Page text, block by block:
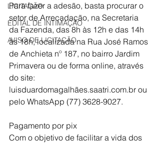
LICITAÇÃO
EDITAL DE INTIMAÇÃO
AVISO DE LICITAÇÃO
Para fazer a adesão, basta procurar o
setor de Arrecadação, na Secretaria
da Fazenda, das 8h às 12h e das 14h
às 18h, localizada na Rua José Ramos
de Anchieta nº 187, no bairro Jardim
Primavera ou de forma online, através
do site:
luisduardomagalhães.saatri.com.br ou
pelo WhatsApp (77) 3628-9027.
Pagamento por pix
Com o objetivo de facilitar a vida dos